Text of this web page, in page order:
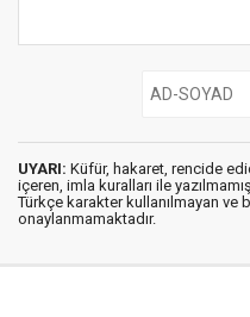
UYARI: Küfür, hakaret, rencide
içeren, imla kuralları ile yazılmamış,
Türkçe karakter kullanılmayan ve
onaylanmamaktadır.